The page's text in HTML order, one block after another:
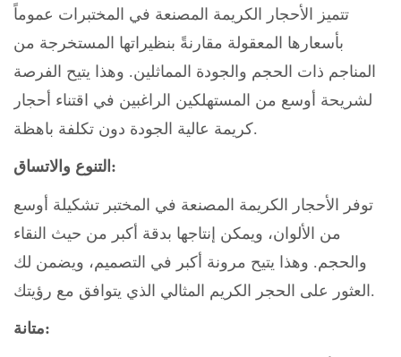
تتميز الأحجار الكريمة المصنعة في المختبرات عموماً
بأسعارها المعقولة مقارنةً بنظيراتها المستخرجة من
المناجم ذات الحجم والجودة المماثلين. وهذا يتيح الفرصة
لشريحة أوسع من المستهلكين الراغبين في اقتناء أحجار
كريمة عالية الجودة دون تكلفة باهظة.
التنوع والاتساق:
توفر الأحجار الكريمة المصنعة في المختبر تشكيلة أوسع
من الألوان، ويمكن إنتاجها بدقة أكبر من حيث النقاء
والحجم. وهذا يتيح مرونة أكبر في التصميم، ويضمن لك
العثور على الحجر الكريم المثالي الذي يتوافق مع رؤيتك.
متانة: